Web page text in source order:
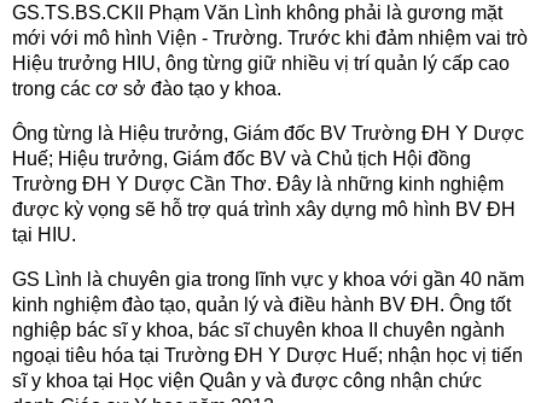
GS.TS.BS.CKII Phạm Văn Lình không phải là gương mặt
mới với mô hình Viện - Trường. Trước khi đảm nhiệm vai trò
Hiệu trưởng HIU, ông từng giữ nhiều vị trí quản lý cấp cao
trong các cơ sở đào tạo y khoa.
Ông từng là Hiệu trưởng, Giám đốc BV Trường ĐH Y Dược
Huế; Hiệu trưởng, Giám đốc BV và Chủ tịch Hội đồng
Trường ĐH Y Dược Cần Thơ. Đây là những kinh nghiệm
được kỳ vọng sẽ hỗ trợ quá trình xây dựng mô hình BV ĐH
tại HIU.
GS Lình là chuyên gia trong lĩnh vực y khoa với gần 40 năm
kinh nghiệm đào tạo, quản lý và điều hành BV ĐH. Ông tốt
nghiệp bác sĩ y khoa, bác sĩ chuyên khoa II chuyên ngành
ngoại tiêu hóa tại Trường ĐH Y Dược Huế; nhận học vị tiến
sĩ y khoa tại Học viện Quân y và được công nhận chức